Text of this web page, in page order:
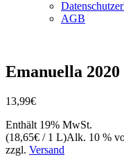
AGB
Vegan
Emanuella 2020
13,99€
Enthält 19% MwSt.
(18,65€ / 1 L)Alk. 10 %
zzgl. Versand